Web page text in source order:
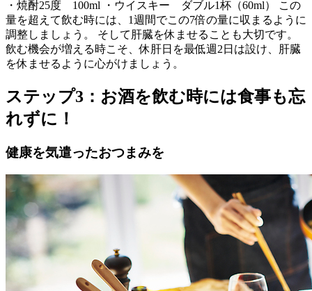
・焼酎25度 100ml ・ウイスキー ダブル1杯（60ml） この
量を超えて飲む時には、1週間でこの7倍の量に収まるように
調整しましょう。 そして肝臓を休ませることも大切です。
飲む機会が増える時こそ、休肝日を最低週2日は設け、肝臓
を休ませるように心がけましょう。
ステップ3：お酒を飲む時には食事も忘
れずに！
健康を気遣ったおつまみを